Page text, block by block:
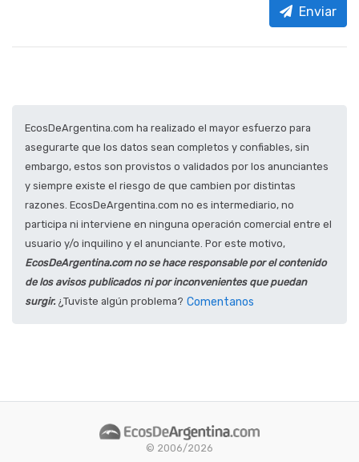
Enviar
EcosDeArgentina.com ha realizado el mayor esfuerzo para
asegurarte que los datos sean completos y confiables, sin
embargo, estos son provistos o validados por los anunciantes
y siempre existe el riesgo de que cambien por distintas
razones. EcosDeArgentina.com no es intermediario, no
participa ni interviene en ninguna operación comercial entre el
usuario y/o inquilino y el anunciante. Por este motivo,
EcosDeArgentina.com no se hace responsable por el contenido
de los avisos publicados ni por inconvenientes que puedan
surgir. ¿Tuviste algún problema? Comentanos
© 2006/2026